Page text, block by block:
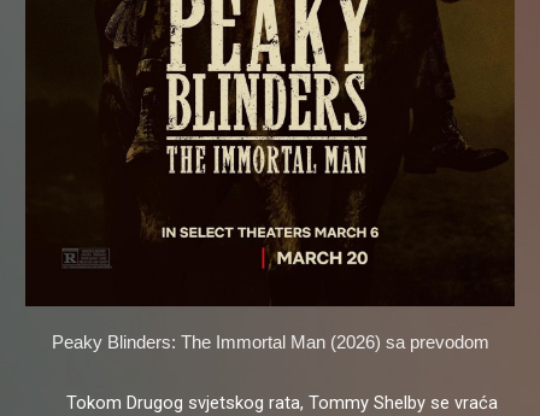
Peaky Blinders: The Immortal Man (2026) sa prevodom
Tokom Drugog svjetskog rata, Tommy Shelby se vraća